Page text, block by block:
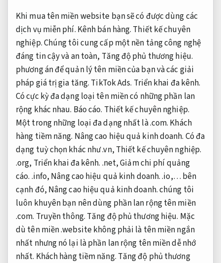
Khi mua tên miền website bạn sẽ có được dùng các
dịch vụ miễn phí. Kênh bán hàng. Thiết kế chuyên
nghiệp.Chúng tôi cung cấp một nền tảng công nghệ
đáng tin cậy và an toàn, Tăng độ phủ thương hiệu.
phương án để quản lý tên miền của bạn và các giải
pháp giá trị gia tăng. TikTok Ads. Triển khai đa kênh.
Có cực kỳ đa dạng loại tên miền có những phần lan
rộng khác nhau. Báo cáo. Thiết kế chuyên nghiệp.
Một trong những loại đa dạng nhất là .com. Khách
hàng tiềm năng. Nâng cao hiệu quả kinh doanh. Có đa
dạng tuỳ chọn khác như .vn, Thiết kế chuyên nghiệp.
.org, Triển khai đa kênh. .net,Giảm chi phí quảng
cáo. .info, Nâng cao hiệu quả kinh doanh..io,… bên
cạnh đó, Nâng cao hiệu quả kinh doanh.chúng tôi
luôn khuyên bạn nên dùng phần lan rộng tên miền
.com. Truyền thông. Tăng độ phủ thương hiệu. Mặc
dù tên miền .website không phải là tên miền ngắn
nhất nhưng nó lại là phần lan rộng tên miền dễ nhớ
nhất. Khách hàng tiềm năng. Tăng độ phủ thương